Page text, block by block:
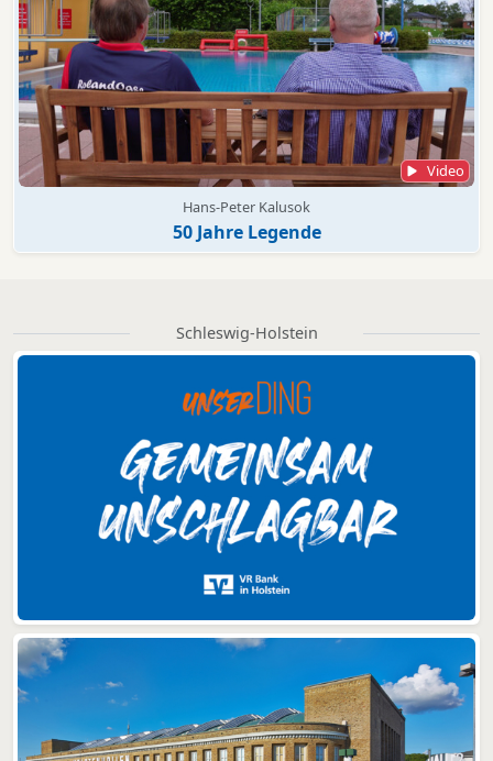
Video
Hans-Peter Kalusok
50 Jahre Legende
Schleswig-Holstein